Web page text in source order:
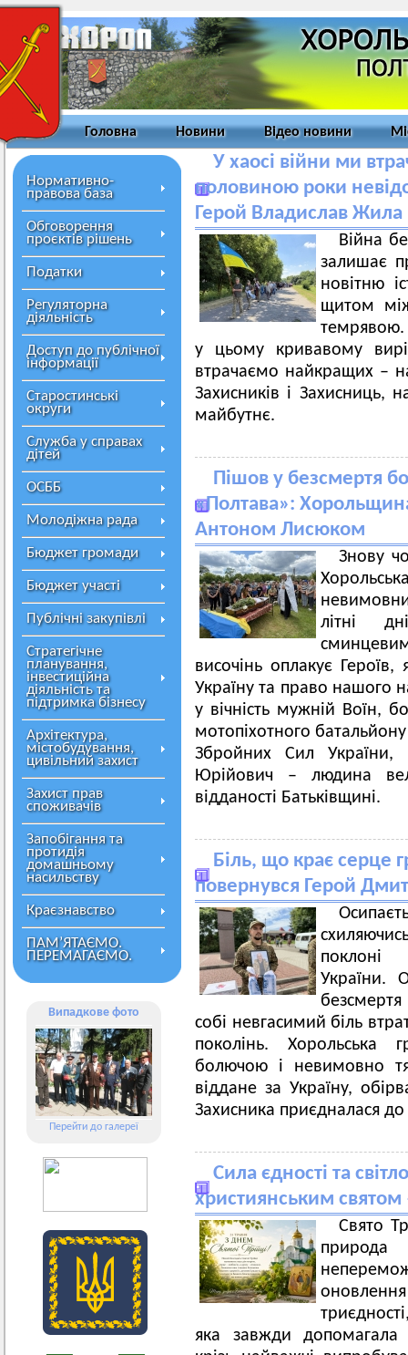
Головна Новини Відео новини
Нормативно-
правова база
Обговорення
проєктів рішень
Податки
Регуляторна
діяльність
Доступ до публічної
інформації
Старостинські
округи
Служба у справах
дітей
ОСББ
Молодіжна рада
Бюджет громади
Бюджет участі
Публічні закупівлі
Стратегічне
планування,
інвестиційна
діяльність та
підтримка бізнесу
Архітектура,
містобудування,
цивільний захист
Захист прав
споживачів
Запобігання та
протидія
домашньому
насильству
Краєзнавство
ПАМ’ЯТАЄМО.
ПЕРЕМАГАЄМО.
Випадкове фото
Перейти до галереї
У хаосі війни ми
половиною роки
Герой Владислав Жила
Війна
залишає
новітню
щитом
темрявою.
у цьому кривавому
втрачаємо найкращих –
Захисників і Захисниць,
майбутнє.
Пішов у безсмертя
«Полтава»:
Антоном Лисюком
Знову
літні
височінь оплакує Героїв,
Україну та право нашого
у вічність мужній Воїн,
мотопіхотного
Збройних Сил
Юрійович – людина
відданості Батьківщині.
Біль, що крає серце
повернувся Герой
поклоні
України.
собі невгасимий біль
поколінь. Хорольська
болючою і невимовно
віддане за Україну,
Захисника приєдналася
Сила єдності та
християнським святом
Свято
природа
яка завжди допомагала